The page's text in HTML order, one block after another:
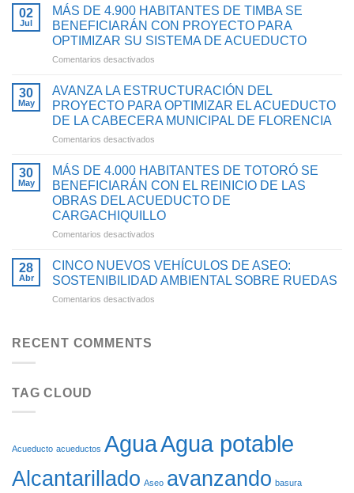
PRESENTÓ
RESULTADOS
DE
GESTIÓN
INVERSIONES
QUE
EL
AGUA
POTABLE
Y
SANEAMIENTO
BÁSICO
CAUCA
02
Jul
MÁS DE 4.900 HABITANTES DE TIMBA SE
BENEFICIARÁN CON PROYECTO PARA
OPTIMIZAR SU SISTEMA DE ACUEDUCTO
Comentarios desactivados
DE
4.900
HABITANTES
DE
BENEFICIARÁN
CON
PARA
OPTIMIZAR
DE
ACUEDUCTO
30
May
AVANZA LA ESTRUCTURACIÓN DEL
PROYECTO PARA OPTIMIZAR EL ACUEDUCTO
DE LA CABECERA MUNICIPAL DE FLORENCIA
Comentarios desactivados
LA
ESTRUCTURACIÓN
DEL
PROYECTO
PARA
ACUEDUCTO
LA
30
May
MÁS DE 4.000 HABITANTES DE TOTORÓ SE
BENEFICIARÁN CON EL REINICIO DE LAS
OBRAS DEL ACUEDUCTO DE
CARGACHIQUILLO
Comentarios desactivados
DE
4.000
HABITANTES
DEL
ACUEDUCTO
CARGACHIQUILLO
28
Abr
CINCO NUEVOS VEHÍCULOS DE ASEO:
SOSTENIBILIDAD AMBIENTAL SOBRE RUEDAS
Comentarios desactivados
RECENT COMMENTS
TAG CLOUD
Acueducto acueductos AguaAgua potable
Alcantarillado Aseo avanzando basura